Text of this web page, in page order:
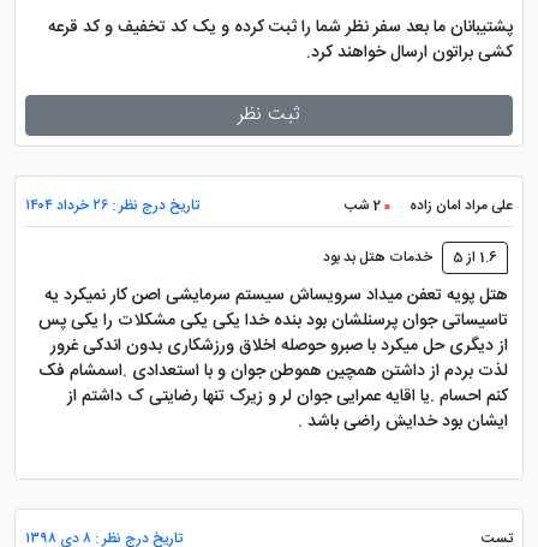
پشتیبانان ما بعد سفر نظر شما را ثبت کرده و یک کد تخفیف و کد قرعه
کشی براتون ارسال خواهند کرد.
ثبت نظر
علی مراد امان زاده 2 شب تاریخ درج نظر : ۲۶ خرداد ۱۴۰۴
1.6 از 5 خدمات هتل بد بود
هتل پویه تعفن میداد سرویساش سیستم سرمایشی اصن کار نمیکرد یه
تاسیساتی جوان پرسنلشان بود بنده خدا یکی یکی مشکلات را یکی پس
از دیگری حل میکرد با صبرو حوصله اخلاق ورزشکاری بدون اندکی غرور
لذت بردم از داشتن همچین هموطن جوان و با استعدادی .اسمشام فک
کنم احسام .یا اقایه عمرایی جوان لر و زیرک تنها رضایتی ک داشتم از
ایشان بود خدایش راضی باشد .
تست تاریخ درج نظر : ۸ دی ۱۳۹۸